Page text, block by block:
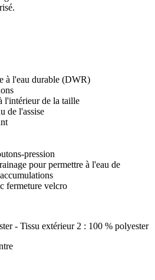
à l'eau durable (DWR)
l'intérieur de la taille
de l'assise
pression
pour permettre à l'eau de
fermeture velcro
- Tissu extérieur 2 : 100 % polyester